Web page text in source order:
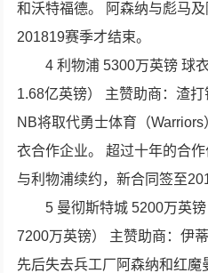
和沃特福德。 阿森纳与彪马
201819赛季才结束。
4 利物浦 5300万英镑 球
1.68亿英镑） 主赞助商：渣打
NB将取代勇士体育（
衣合作企业。 超过十年的合
与利物浦续约，新合同签至
5 曼彻斯特城 5200万英
7200万英镑） 主赞助商：伊
先后失去兵工厂阿森纳和红魔